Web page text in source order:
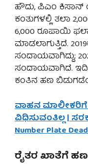
ಹೌದು, ಪಿಎಂ
ಕಂತುಗಳಲ್ಲಿ ತಲಾ
6,000 ರೂಪಾಯಿ
ಮಾಡಲಾಗುತ್ತಿದೆ.
ಸಂದಾಯವಾಗಿದ್ದು;
ಸಂದಾಯವಾಗಿದೆ.
ಕಂತಿನ ಹಣ
ವಾಹನ ಮಾಲೀಕರಿಗೆ
ವಿಧಿಸುವಂತಿಲ್ಲ |
Number Plate
ರೈತರ ಖಾತೆಗೆ